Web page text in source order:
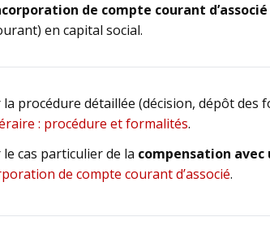
de compte courant d’associé
en capital social.
la procédure détaillée (décision, dépôt des
: procédure et formalités.
le cas particulier de la compensation
de compte courant d’associé.